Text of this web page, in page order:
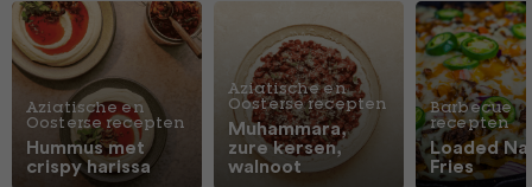
Aziatische en
Oosterse recepten
Hummus met
crispy harissa
Aziatische en
Oosterse recepten
Muhammara,
zure kersen,
walnoot
Barbecue
recepten
Loaded
Fries